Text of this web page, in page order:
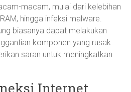
macam, mulai dari kelebihan
hingga infeksi malware.
biasanya dapat melakukan
komponen yang rusak
saran untuk meningkatkan
Internet